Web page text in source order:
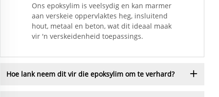
Ons epoksylim is veelsydig en kan marmer
aan verskeie oppervlaktes heg, insluitend
hout, metaal en beton, wat dit ideaal maak
vir 'n verskeidenheid toepassings.
Hoe lank neem dit vir die epoksylim om te verhard?